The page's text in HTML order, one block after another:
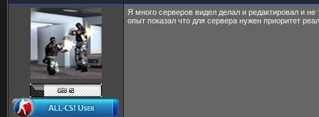
Я много серверов видел делал и редактировал и не
опыт показал что для сервера нужен приоритет